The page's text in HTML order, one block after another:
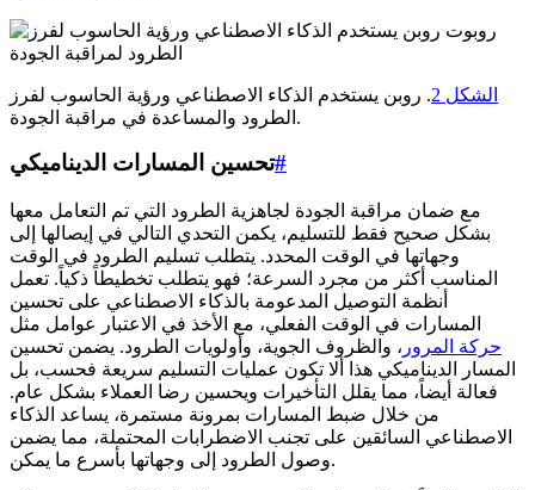
الشكل 2
. روبن يستخدم الذكاء الاصطناعي ورؤية الحاسوب لفرز
الطرود والمساعدة في مراقبة الجودة.
تحسين المسارات الديناميكي#
مع ضمان مراقبة الجودة لجاهزية الطرود التي تم التعامل معها
بشكل صحيح فقط للتسليم، يكمن التحدي التالي في إيصالها إلى
وجهاتها في الوقت المحدد. يتطلب تسليم الطرود في الوقت
المناسب أكثر من مجرد السرعة؛ فهو يتطلب تخطيطاً ذكياً. تعمل
أنظمة التوصيل المدعومة بالذكاء الاصطناعي على تحسين
المسارات في الوقت الفعلي، مع الأخذ في الاعتبار عوامل مثل
حركة المرور ، والظروف الجوية، وأولويات الطرود. يضمن تحسين
المسار الديناميكي هذا ألا تكون عمليات التسليم سريعة فحسب، بل
فعالة أيضاً، مما يقلل التأخيرات ويحسين رضا العملاء بشكل عام.
من خلال ضبط المسارات بمرونة مستمرة، يساعد الذكاء
الاصطناعي السائقين على تجنب الاضطرابات المحتملة، مما يضمن
وصول الطرود إلى وجهاتها بأسرع ما يمكن.